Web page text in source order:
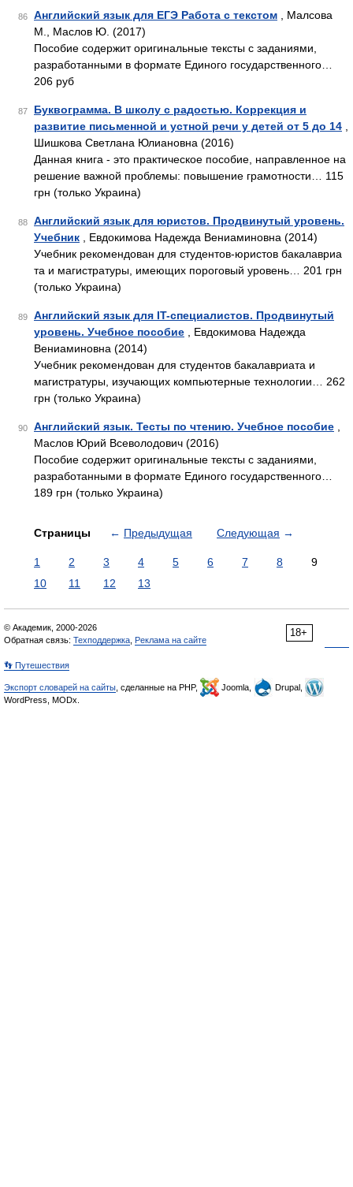
86 Английский язык для ЕГЭ Работа с текстом , Малсова
М., Маслов Ю. (2017)
Пособие содержит оригинальные тексты с заданиями,
разработанными в формате Единого государственного…
206 руб
87
Буквограмма. В школу с радостью. Коррекция и
развитие письменной и устной речи у детей от 5 до 14
Шишкова Светлана Юлиановна (2016)
Данная книга - это практическое пособие, направленное на
решение важной проблемы: повышение грамотности… 115
грн (только Украина)
88
Английский язык для юристов. Продвинутый уровень.
Учебник , Евдокимова Надежда Вениаминовна (2014)
Учебник рекомендован для студентов-юристов бакалавриа
та и магистратуры, имеющих пороговый уровень… 201 грн
(только Украина)
89
Английский язык для IT-специалистов. Продвинутый
уровень. Учебное пособие , Евдокимова Надежда
Вениаминовна (2014)
Учебник рекомендован для студентов бакалавриата и
магистратуры, изучающих компьютерные технологии… 262
грн (только Украина)
90 Английский язык. Тесты по чтению. Учебное пособие
Маслов Юрий Всеволодович (2016)
Пособие содержит оригинальные тексты с заданиями,
разработанными в формате Единого государственного…
189 грн (только Украина)
Страницы ← Предыдущая Следующая →
1 2 3 4 5 6 7 8
9
10
11 12 13
18+
© Академик, 2000-2026
Обратная связь: Техподдержка Реклама на сайте
👣 Путешествия
Экспорт словарей на сайты , сделанные на PHP, Joomla,
Drupal,
WordPress, MODx.